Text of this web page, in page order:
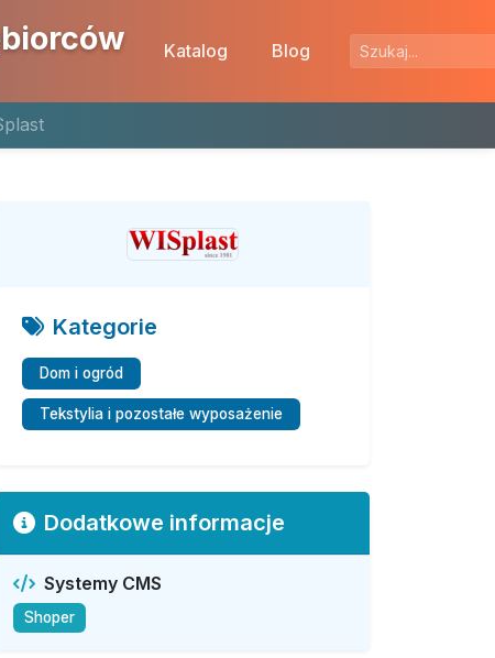
Katalog Blog
Kategorie
Dom i ogród
Tekstylia i pozostałe wyposażenie
Dodatkowe informacje
Systemy CMS
Shoper